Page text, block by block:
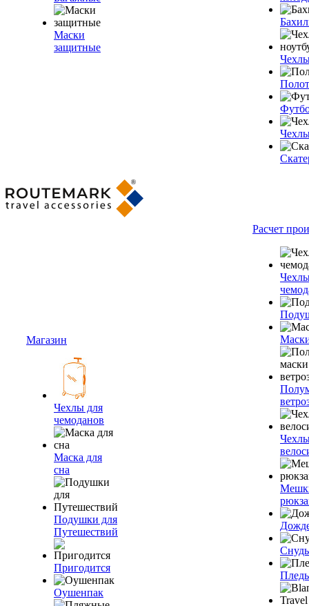
Маски
защитные
Магазин
Чехлы для
чемоданов
Маска для
сна
Подушки для
Путешествий
Пригодится
Оушенпак
Расчет